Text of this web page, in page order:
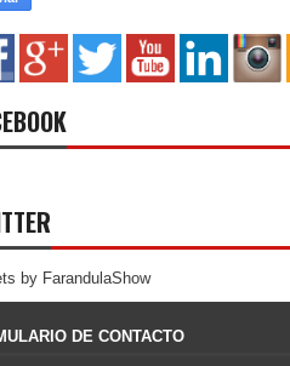
by FarandulaShow
DE CONTACTO